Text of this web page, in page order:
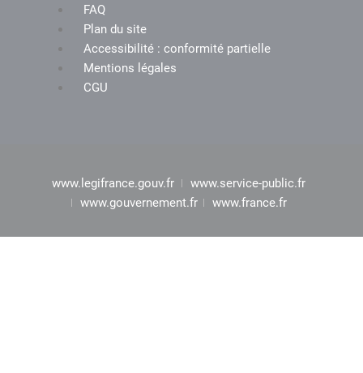
FAQ
Plan du site
Accessibilité : conformité partielle
Mentions légales
CGU
www.legifrance.gouv.fr
www.service-public.fr
www.gouvernement.fr
www.france.fr